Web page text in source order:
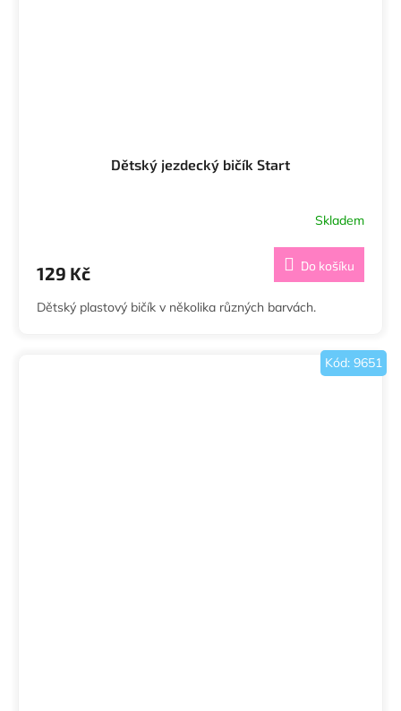
Dětský jezdecký bičík Start
Skladem
129 Kč Do košíku
Dětský plastový bičík v několika různých barvách.
Kód: 9651